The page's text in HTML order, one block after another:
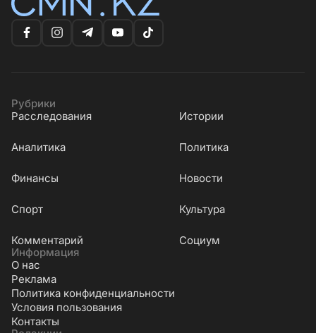
Рубрики
Расследования
Истории
Аналитика Политика
Финансы Новости
Cпорт Культура
Комментарий
Социум
Информация
О нас
Реклама
Политика конфиденциальности
Условия пользования
Контакты